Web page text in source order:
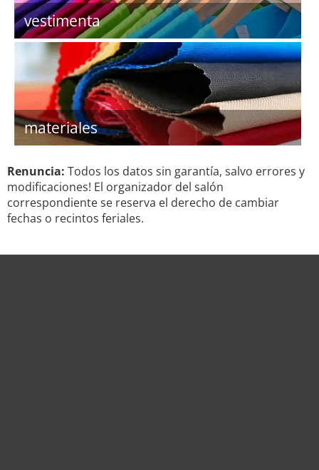
vestimenta
materiales
Renuncia: Todos los datos sin garantía, salvo errores y
modificaciones! El organizador del salón
correspondiente se reserva el derecho de cambiar
fechas o recintos feriales.